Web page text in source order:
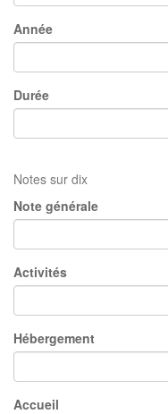
Année
Durée
Notes sur dix
Note générale
Activités
Hébergement
Accueil